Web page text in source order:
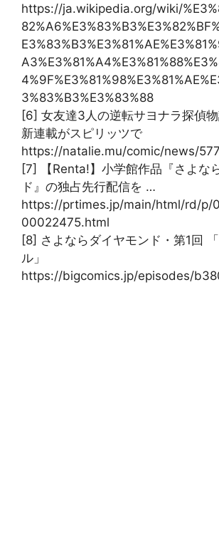
https://ja.wikipedia.org/wiki/
3%83%B3%E3%83%88
[6] 女友達3人の逆転サヨナラ探偵
新連載がスピリッツで
https://natalie.mu/comic/news/
[7] 【Renta!】小学館作品『さよな
ド』の独占先行配信を …
https://prtimes.jp/main/html/rd/p/
00022475.html
[8] さよならダイヤモンド・第1回
ル」
https://bigcomics.jp/episodes/